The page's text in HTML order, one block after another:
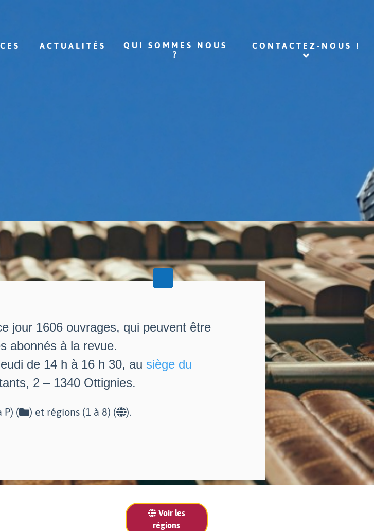
ACTUALITÉS
QUI SOMMES NOUS
?
CONTACTEZ-NOUS !
jour 1606 ouvrages, qui peuvent être
abonnés à la revue.
de 14 h à 16 h 30, au siège du
2 – 1340 Ottignies.
P) ( ) et régions (1 à 8) ( ).
Voir les
régions